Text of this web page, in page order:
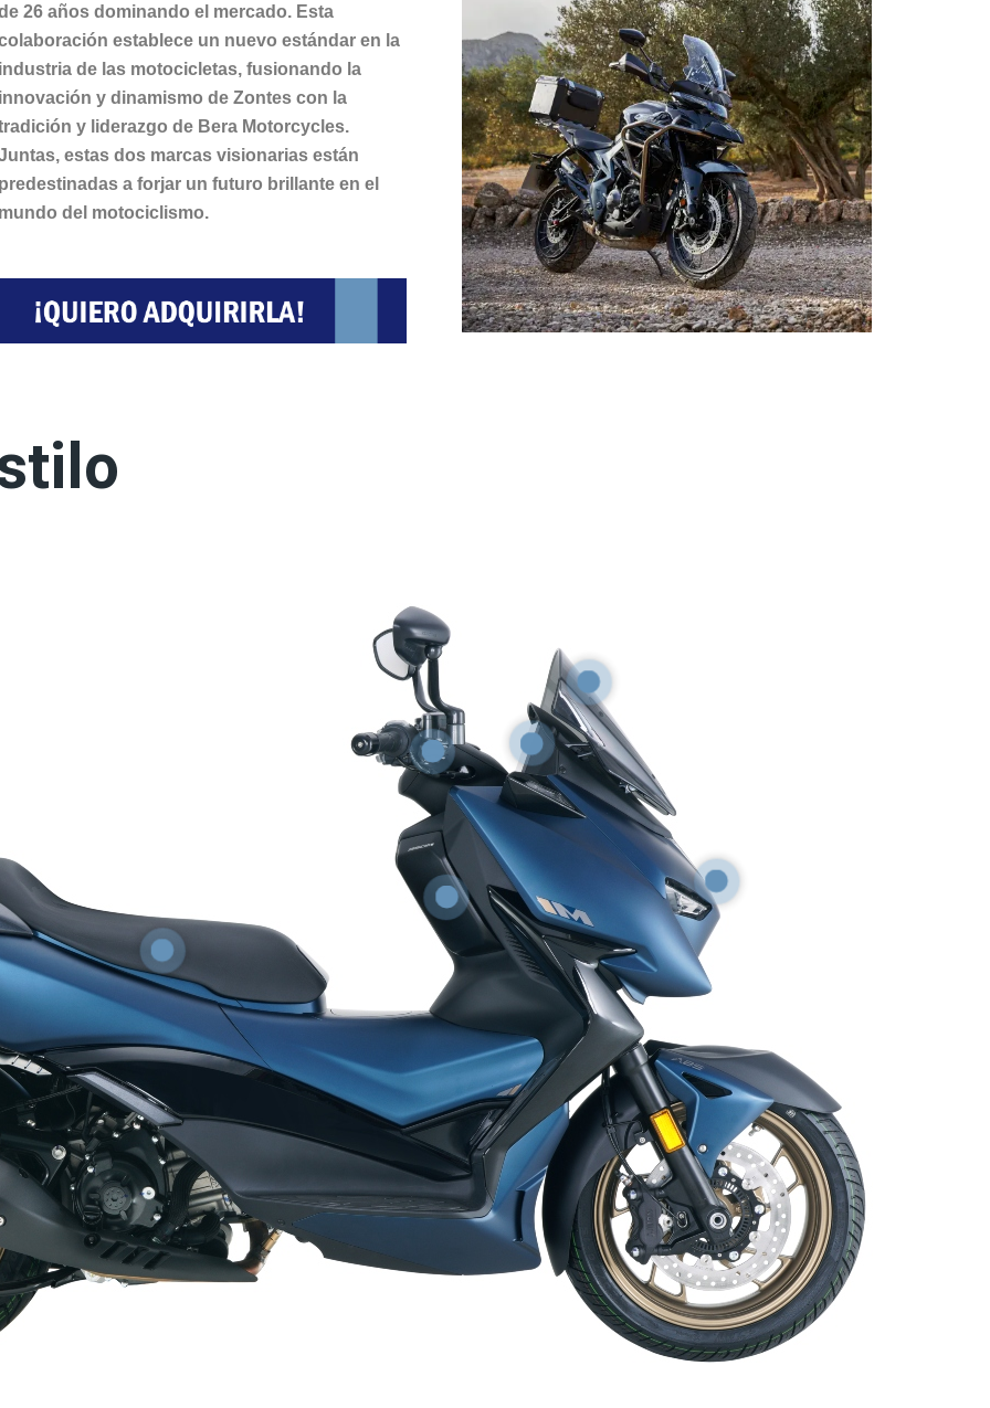
26 años dominando el mercado. Esta
establece un nuevo estándar en la
de las motocicletas, fusionando la
y dinamismo de Zontes con la
y liderazgo de Bera Motorcycles.
estas dos marcas visionarias están
a forjar un futuro brillante en el
del motociclismo.